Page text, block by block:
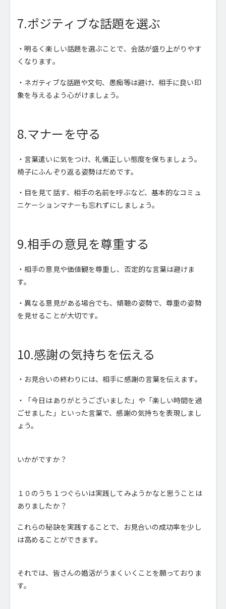
7.ポジティブな話題を選ぶ
・明るく楽しい話題を選ぶことで、会話が盛り上がりやす
くなります。
・ネガティブな話題や文句、愚痴等は避け、相手に良い印
象を与えるよう心がけましょう。
8.マナーを守る
・言葉遣いに気をつけ、礼儀正しい態度を保ちましょう。
椅子にふんぞり返る姿勢はだめです。
・目を見て話す、相手の名前を呼ぶなど、基本的なコミュ
ニケーションマナーも忘れずにしましょう。
9.相手の意見を尊重する
・相手の意見や価値観を尊重し、否定的な言葉は避けま
す。
・異なる意見がある場合でも、傾聴の姿勢で、尊重の姿勢
を見せることが大切です。
10.感謝の気持ちを伝える
・お見合いの終わりには、相手に感謝の言葉を伝えます。
・「今日はありがとうございました」や「楽しい時間を過
ごせました」といった言葉で、感謝の気持ちを表現しまし
ょう。
いかがですか？
１０のうち１つぐらいは実践してみようかなと思うことは
ありましたか？
これらの秘訣を実践することで、お見合いの成功率を少し
は高めることができます。
それでは、皆さんの婚活がうまくいくことを願っておりま
す。